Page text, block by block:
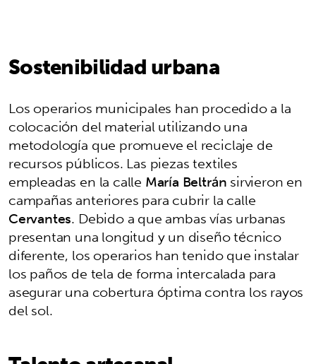
Sostenibilidad urbana
Los operarios municipales han procedido a la
colocación del material utilizando una
metodología que promueve el reciclaje de
recursos públicos. Las piezas textiles
empleadas en la calle María Beltránsirvieron en
campañas anteriores para cubrir la calle
Cervantes. Debido a que ambas vías urbanas
presentan una longitud y un diseño técnico
diferente, los operarios han tenido que instalar
los paños de tela de forma intercalada para
asegurar una cobertura óptima contra los rayos
del sol.